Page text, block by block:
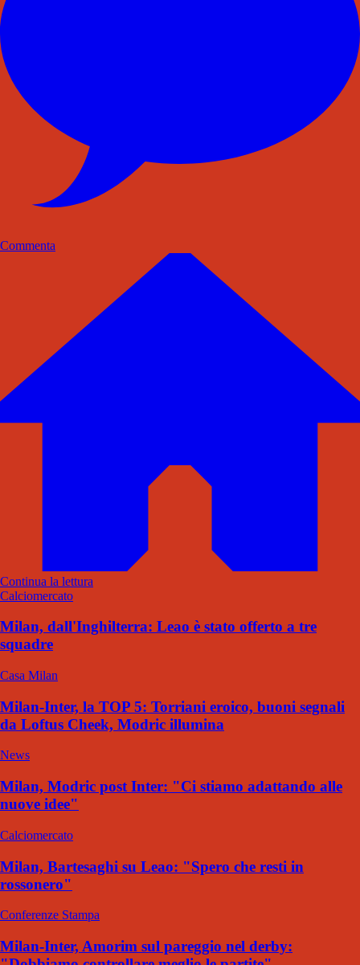
Commenta
Continua la lettura
Calciomercato
Milan, dall'Inghilterra: Leao è stato offerto a tre
squadre
Casa Milan
Milan-Inter, la TOP 5: Torriani eroico, buoni segnali
da Loftus Cheek, Modric illumina
News
Milan, Modric post Inter: "Ci stiamo adattando alle
nuove idee"
Calciomercato
Milan, Bartesaghi su Leao: "Spero che resti in
rossonero"
Conferenze Stampa
Milan-Inter, Amorim sul pareggio nel derby: